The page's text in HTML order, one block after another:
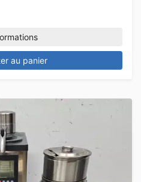
au panier